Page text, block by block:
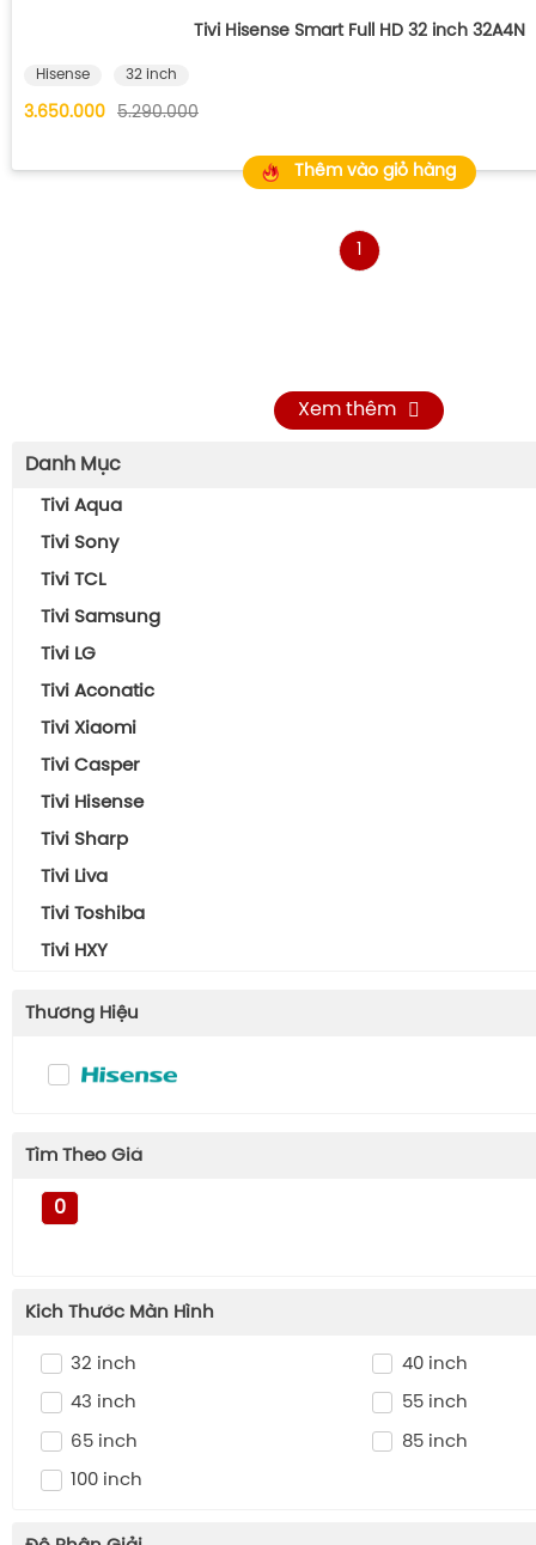
Tivi Hisense Smart Full HD 32 inch 32A4N
Hisense 32 inch
3.650.000 5.290.000
Thêm vào giỏ hàng
Xem thêm
Danh Mục
Tivi Aqua
Tivi Sony
Tivi TCL
Tivi Samsung
Tivi LG
Tivi Aconatic
Tivi Xiaomi
Tivi Casper
Tivi Hisense
Tivi Sharp
Tivi Liva
Tivi Toshiba
Tivi HXY
Thương Hiệu
Tìm Theo Giá
0
Kich Thước Màn Hình
32 inch 40 inch
43 inch 55 inch
65 inch 85 inch
100 inch